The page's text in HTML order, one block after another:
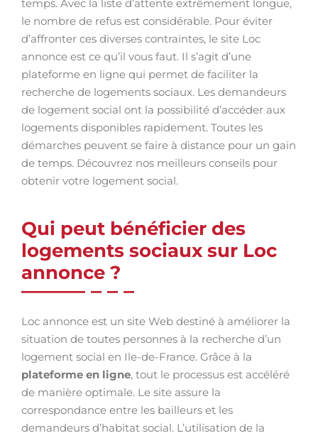
temps. Avec la liste d’attente extrêmement longue,
le nombre de refus est considérable. Pour éviter
d’affronter ces diverses contraintes, le site Loc
annonce est ce qu’il vous faut. Il s’agit d’une
plateforme en ligne qui permet de faciliter la
recherche de logements sociaux. Les demandeurs
de logement social ont la possibilité d’accéder aux
logements disponibles rapidement. Toutes les
démarches peuvent se faire à distance pour un gain
de temps. Découvrez nos meilleurs conseils pour
obtenir votre logement social.
Qui peut bénéficier des
logements sociaux sur Loc
annonce ?
Loc annonce est un site Web destiné à améliorer la
situation de toutes personnes à la recherche d’un
logement social en Ile-de-France. Grâce à la
plateforme en ligne, tout le processus est accéléré
de manière optimale. Le site assure la
correspondance entre les bailleurs et les
demandeurs d’habitat social. L’utilisation de la